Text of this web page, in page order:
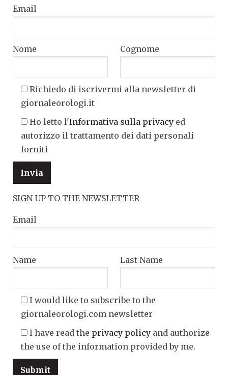
Email
Nome Cognome
Richiedo di iscrivermi alla newsletter di
giornaleorologi.it
Ho letto l'Informativa sulla privacy ed
autorizzo il trattamento dei dati personali
forniti
SIGN UP TO THE NEWSLETTER
Email
Name Last Name
I would like to subscribe to the
giornaleorologi.com newsletter
I have read the privacy policy and authorize
the use of the information provided by me.